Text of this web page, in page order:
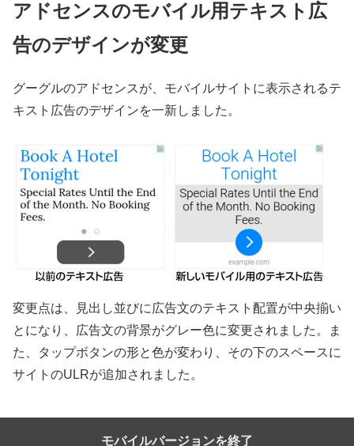
アドセンスのモバイル用テキスト広
告のデザインが変更
グーグルのアドセンスが、モバイルサイトに表示されるテ
キスト広告のデザインを一新しました。
変更点は、見出し並びに広告文のテキスト配置が中央揃い
とになり、広告文の背景がグレー色に変更されました。ま
た、タップボタンの形と色が変わり、その下のスペースに
サイトのULRが追加されました。
モバイルバージョンを終了